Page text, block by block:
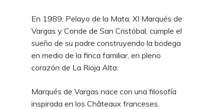
En 1989, Pelayo de la Mata, XI Marqués de
Vargas y Conde de San Cristóbal, cumple el
sueño de su padre construyendo la bodega
en medio de la finca familiar, en pleno
corazón de La Rioja Alta.
Marqués de Vargas nace con una filosofía
inspirada en los Châteaux franceses,